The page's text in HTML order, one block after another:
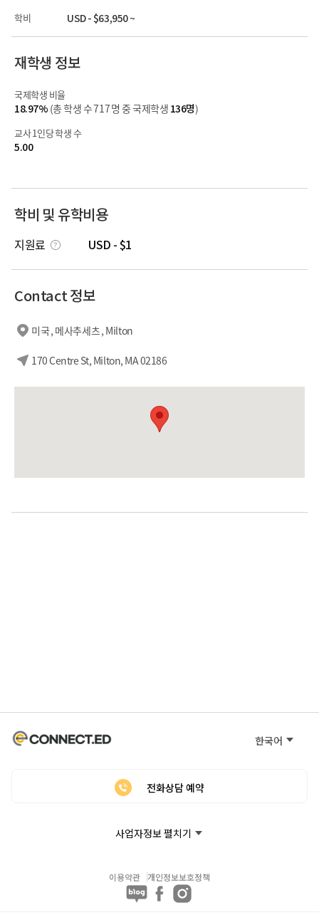
학비 USD - $63,950 ~
재학생 정보
국제학생 비율
18.97% (총 학생 수 717 명 중 국제학생 136명)
교사 1인당 학생 수
5.00
학비 및 유학비용
지원료 USD - $1
Contact 정보
미국 , 메사추세츠 , Milton
170 Centre St, Milton, MA 02186
한국어
전화상담 예약
사업자정보 펼치기
이용약관 개인정보보호정책